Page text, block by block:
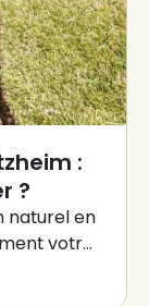
:
?
naturel en
votre